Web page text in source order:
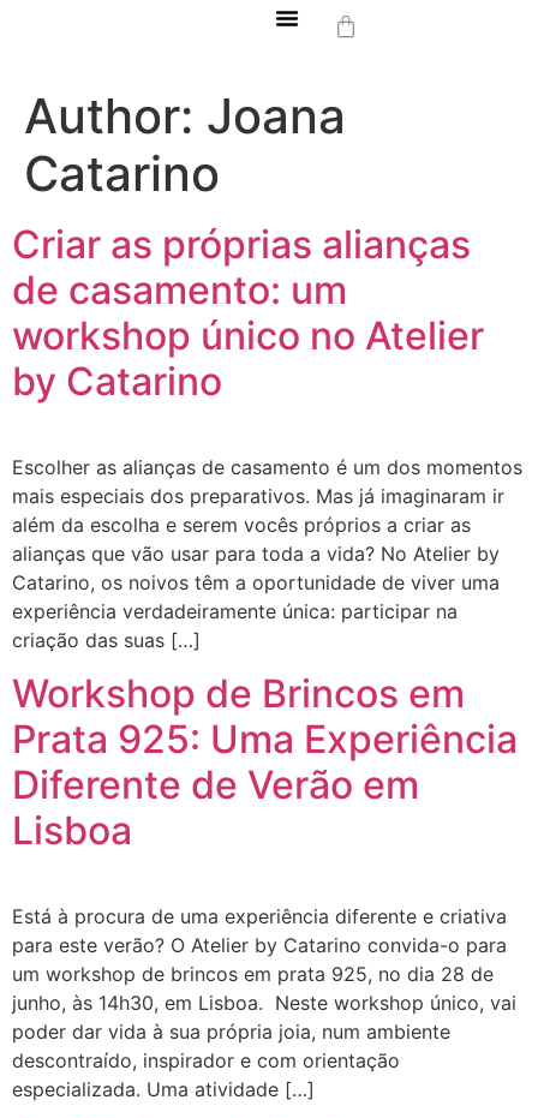
Author: Joana
Catarino
Criar as próprias alianças
de casamento: um
workshop único no Atelier
by Catarino
Escolher as alianças de casamento é um dos momentos
mais especiais dos preparativos. Mas já imaginaram ir
além da escolha e serem vocês próprios a criar as
alianças que vão usar para toda a vida? No Atelier by
Catarino, os noivos têm a oportunidade de viver uma
experiência verdadeiramente única: participar na
criação das suas […]
Workshop de Brincos em
Prata 925: Uma Experiência
Diferente de Verão em
Lisboa
Está à procura de uma experiência diferente e criativa
para este verão? O Atelier by Catarino convida-o para
um workshop de brincos em prata 925, no dia 28 de
junho, às 14h30, em Lisboa. Neste workshop único, vai
poder dar vida à sua própria joia, num ambiente
descontraído, inspirador e com orientação
especializada. Uma atividade […]